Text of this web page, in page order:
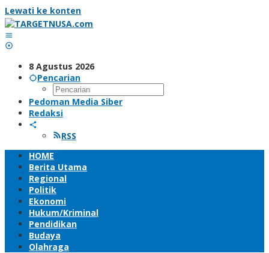
Lewati ke konten
8 Agustus 2026
Pencarian
Pedoman Media Siber
Redaksi
RSS
HOME
Berita Utama
Regional
Politik
Ekonomi
Hukum/Kriminal
Pendidikan
Budaya
Olahraga